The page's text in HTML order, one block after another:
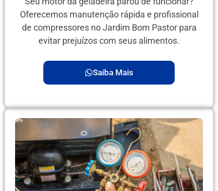
Oferecemos manutenção rápida e profissional
de compressores no Jardim Bom Pastor para
evitar prejuízos com seus alimentos.
Saiba Mais